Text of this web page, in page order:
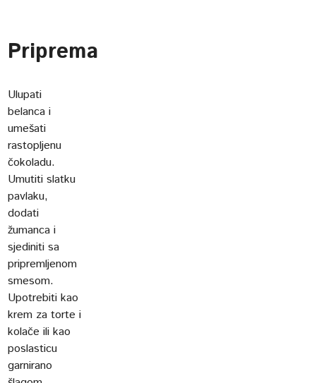
Priprema
Ulupati
belanca i
umešati
rastopljenu
čokoladu.
Umutiti slatku
pavlaku,
dodati
žumanca i
sjediniti sa
pripremljenom
smesom.
Upotrebiti kao
krem za torte i
kolače ili kao
poslasticu
garnirano